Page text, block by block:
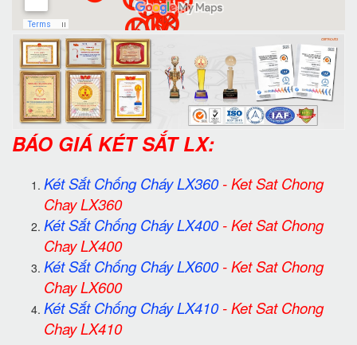
BÁO GIÁ KÉT SẮT LX:
Két Sắt Chống Cháy LX360-Ket Sat Chong
Chay LX360
Két Sắt Chống Cháy LX400-Ket Sat Chong
Chay LX400
Két Sắt Chống Cháy LX600-Ket Sat Chong
Chay LX600
Két Sắt Chống Cháy LX410-Ket Sat Chong
Chay LX410